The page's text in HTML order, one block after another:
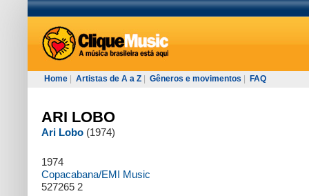
Home Artistas de A a Z Gêneros e movimentos FAQ
ARI LOBO
Ari Lobo (1974)
1974
Copacabana/EMI Music
527265 2